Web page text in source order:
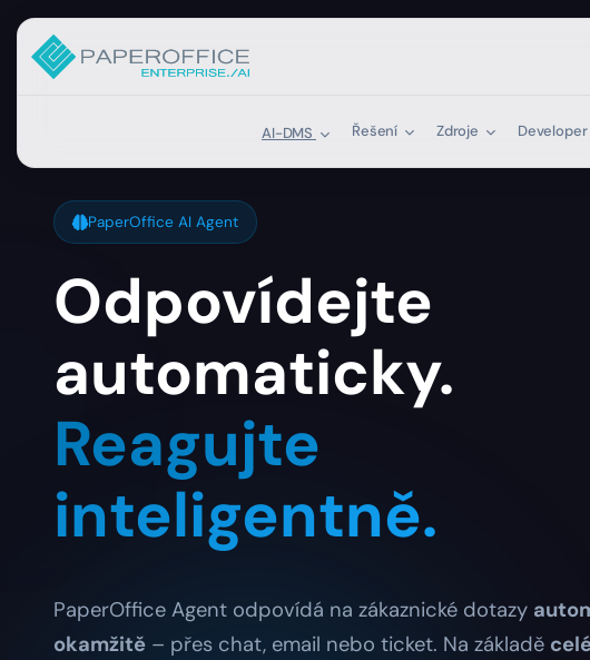
AI-DMS Řešení Zdroje Developer
PaperOffice AI Agent
Odpovídejte
automaticky.
Reagujte
inteligentně.
PaperOffice Agent odpovídá na zákaznické dotazy
okamžitě – přes chat, email nebo ticket. Na základě